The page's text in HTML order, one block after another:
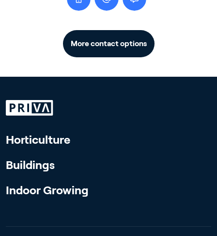
More contact options
Horticulture
Buildings
Indoor Growing